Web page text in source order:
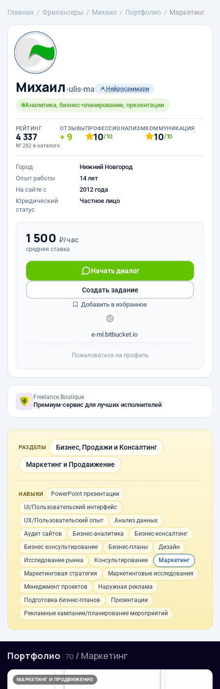
Главная Фрилансеры Михаил Портфолио Маркетинг
Михаил›ulis-ma Нейросаммари
Аналитика, бизнес-планирование, презентации
РЕЙТИНГ
4 337
№ 282 в каталоге
ОТЗЫВЫ
9
ПРОФЕССИОНАЛИЗМ
10/10
КОММУНИКАЦИЯ
10/10
Город
Нижний Новгород
Опыт работы
14 лет
На сайте с
2012 года
Юридический
статус
Частное лицо
1 500 ₽/час
средняя ставка
Начать диалог
e-ml.bitbucket.io
Создать задание
Добавить в избранное
Пожаловаться на профиль
Freelance.Boutique
Премиум-сервис для лучших исполнителей
РАЗДЕЛЫ Бизнес, Продажи и Консалтинг
Маркетинг и Продвижение
НАВЫКИ
PowerPoint презентации
UI/Пользовательский интерфейс
UX/Пользовательский опыт
Анализ данных
Аудит сайтов
Бизнес-аналитика
Бизнес-консалтинг
Бизнес консультирование
Бизнес-планы
Дизайн
Исследование рынка
Консультирование
Маркетинг
Маркетинговая стратегия
Маркетинговые исследования
Менеджмент проектов
Наружная реклама
Подготовка бизнес-планов
Презентации
Рекламные кампании/планирование мероприятий
Портфолио · 70 / Маркетинг
МАРКЕТИНГ И ПРОДВИЖЕНИЕ